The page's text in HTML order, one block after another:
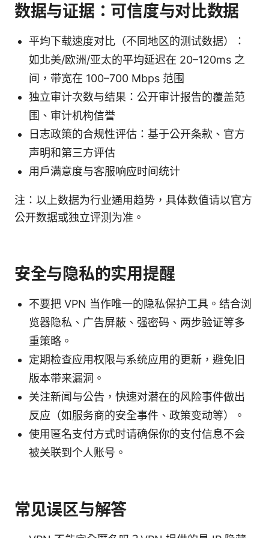
数据与证据：可信度与对比数据
平均下载速度对比（不同地区的测试数据）：
如北美/欧洲/亚太的平均延迟在 20–120ms 之
间，带宽在 100–700 Mbps 范围
独立审计次数与结果：公开审计报告的覆盖范
围、审计机构信誉
日志政策的合规性评估：基于公开条款、官方
声明和第三方评估
用户满意度与客服响应时间统计
注：以上数据为行业通用趋势，具体数值请以官方
公开数据或独立评测为准。
安全与隐私的实用提醒
不要把 VPN 当作唯一的隐私保护工具。结合浏
览器隐私、广告屏蔽、强密码、两步验证等多
重策略。
定期检查应用权限与系统应用的更新，避免旧
版本带来漏洞。
关注新闻与公告，快速对潜在的风险事件做出
反应（如服务商的安全事件、政策变动等）。
使用匿名支付方式时请确保你的支付信息不会
被关联到个人账号。
常见误区与解答